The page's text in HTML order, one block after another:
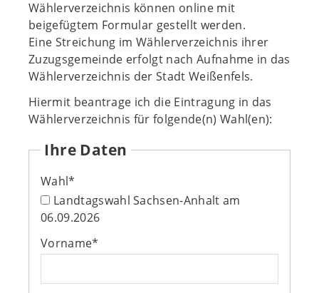
Wählerverzeichnis können online mit
beigefügtem Formular gestellt werden.
Eine Streichung im Wählerverzeichnis ihrer
Zuzugsgemeinde erfolgt nach Aufnahme in das
Wählerverzeichnis der Stadt Weißenfels.
Hiermit beantrage ich die Eintragung in das
Wählerverzeichnis für folgende(n) Wahl(en):
Ihre Daten
Wahl*
Landtagswahl Sachsen-Anhalt am
06.09.2026
Vorname*